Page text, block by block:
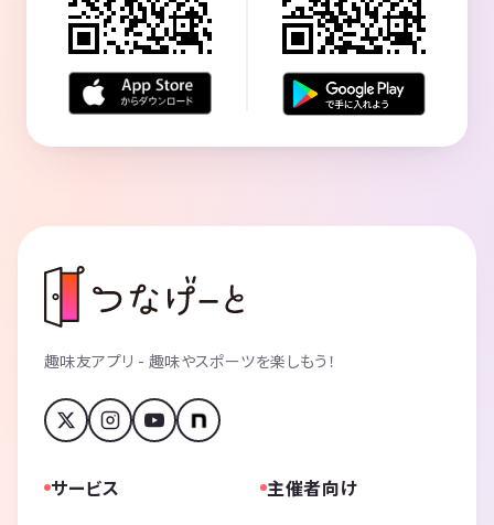
趣味友アプリ - 趣味やスポーツを楽しもう！
サービス 主催者向け